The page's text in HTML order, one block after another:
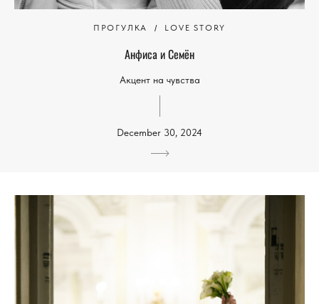
ПРОГУЛКА LOVE STORY
Анфиса и Семён
Акцент на чувства
December 30, 2024